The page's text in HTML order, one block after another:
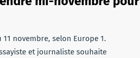
11 novembre, selon Europe 1.
et journaliste souhaite